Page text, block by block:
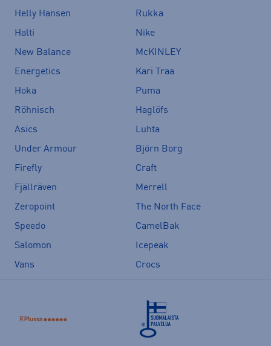
Helly Hansen
Rukka
Halti
Nike
New Balance
McKINLEY
Energetics
Kari Traa
Hoka
Puma
Röhnisch
Haglöfs
Asics
Luhta
Under Armour
Björn Borg
Firefly
Craft
Fjällräven
Merrell
Zeropoint
The North Face
Speedo
CamelBak
Salomon
Icepeak
Vans
Crocs